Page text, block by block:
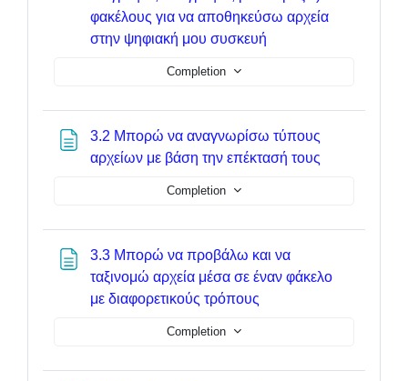
φακέλους για να αποθηκεύσω αρχεία
στην ψηφιακή μου συσκευή
Completion
3.2 Μπορώ να αναγνωρίσω τύπους
αρχείων με βάση την επέκτασή τους
Completion
3.3 Μπορώ να προβάλω και να
ταξινομώ αρχεία μέσα σε έναν φάκελο
με διαφορετικούς τρόπους
Completion